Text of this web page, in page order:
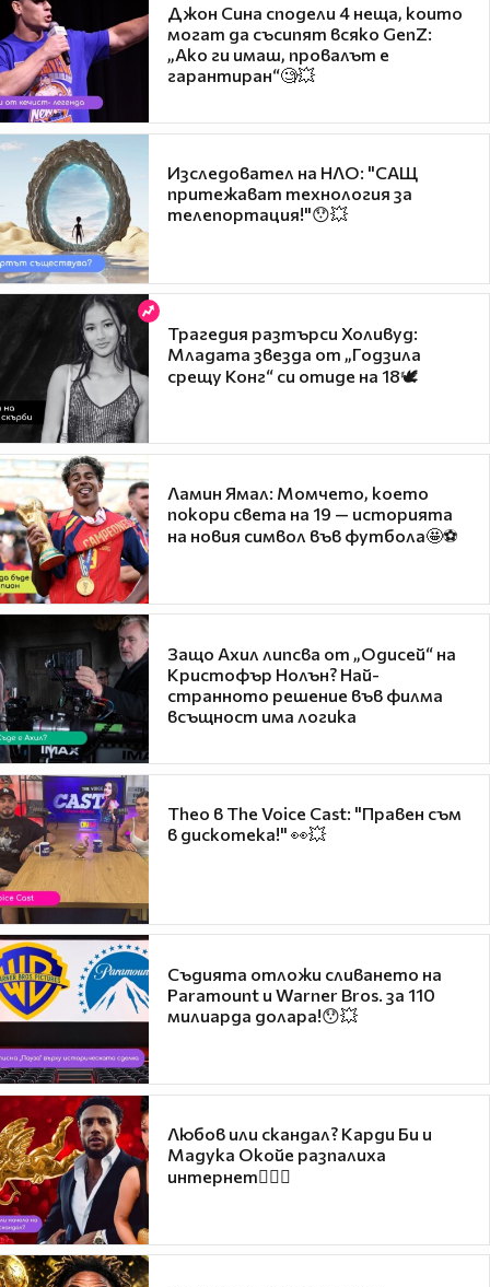
Джон Сина сподели 4 неща, които
могат да съсипят всяко GenZ:
„Ако ги имаш, провалът е
гарантиран“🧐💥
Изследовател на НЛО: "САЩ
притежават технология за
телепортация!"😯💥
Трагедия разтърси Холивуд:
Младата звезда от „Годзила
срещу Конг“ си отиде на 18🕊️
Ламин Ямал: Момчето, което
покори света на 19 — историята
на новия символ във футбола🤩⚽
Защо Ахил липсва от „Одисей“ на
Кристофър Нолън? Най-
странното решение във филма
всъщност има логика
Theo в The Voice Cast: "Правен съм
в дискотека!" 👀💥
Съдията отложи сливането на
Paramount и Warner Bros. за 110
милиарда долара!😯💥
Любов или скандал? Карди Би и
Мадука Окойе разпалиха
интернет❤️‍🔥🔥